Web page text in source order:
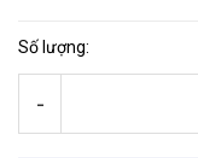
Số lượng:
-